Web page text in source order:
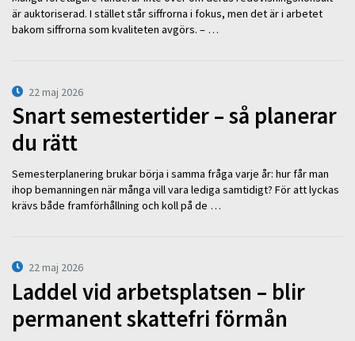
är auktoriserad. I stället står siffrorna i fokus, men det är i arbetet
bakom siffrorna som kvaliteten avgörs. – …
22 maj 2026
Snart semestertider – så planerar
du rätt
Semesterplanering brukar börja i samma fråga varje år: hur får man
ihop bemanningen när många vill vara lediga samtidigt? För att lyckas
krävs både framförhållning och koll på de …
22 maj 2026
Laddel vid arbetsplatsen – blir
permanent skattefri förmån